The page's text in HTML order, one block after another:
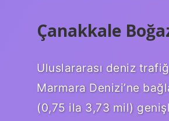
Çanakkale
Uluslararası deniz
Marmara Denizi’ne
(0,75 ila 3,73 mil)